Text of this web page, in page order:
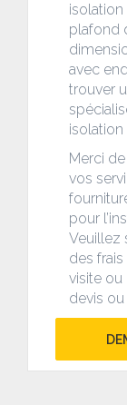
plafond
avec
trouver
isolation
Merci
vos
pour
Veuillez
des
visite ou
devis ou